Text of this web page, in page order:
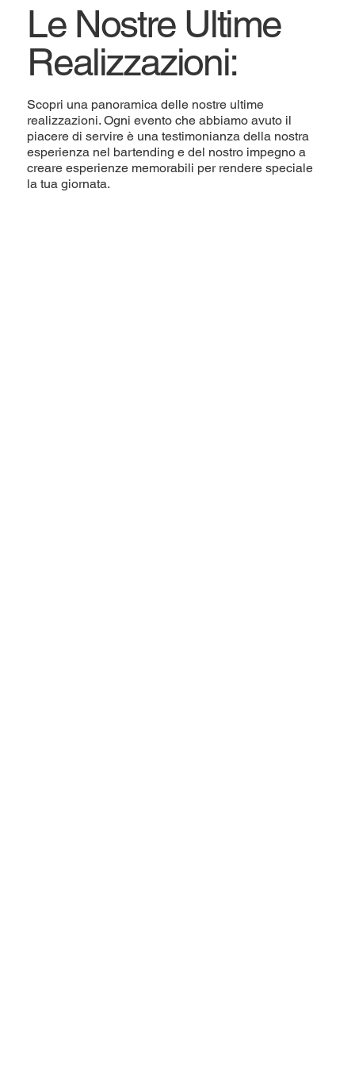
Le Nostre Ultime
Realizzazioni:
Scopri una panoramica delle nostre ultime
realizzazioni. Ogni evento che abbiamo avuto il
piacere di servire è una testimonianza della nostra
esperienza nel bartending e del nostro impegno a
creare esperienze memorabili per rendere speciale
la tua giornata.